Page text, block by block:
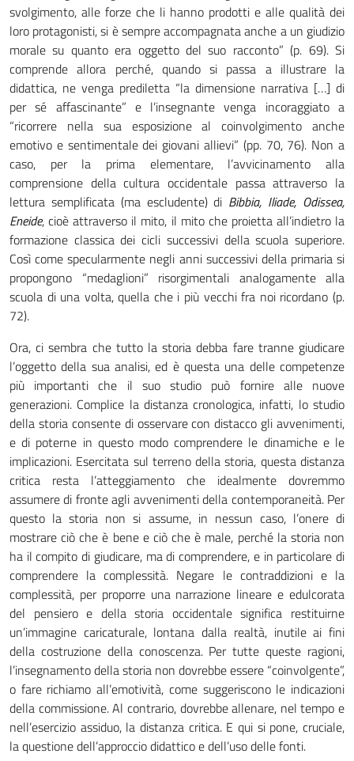
svolgimento, alle forze che li hanno prodotti e alle qualità dei
loro protagonisti, si è sempre accompagnata anche a un giudizio
morale su quanto era oggetto del suo racconto” (p. 69). Si
comprende allora perché, quando si passa a illustrare la
didattica, ne venga prediletta “la dimensione narrativa […] di
per sé affascinante” e l’insegnante venga incoraggiato a
“ricorrere nella sua esposizione al coinvolgimento anche
emotivo e sentimentale dei giovani allievi” (pp. 70, 76). Non a
caso, per la prima elementare, l’avvicinamento alla
comprensione della cultura occidentale passa attraverso la
lettura semplificata (ma escludente) di Bibbia, Iliade, Odissea,
Eneide, cioè attraverso il mito, il mito che proietta all’indietro la
formazione classica dei cicli successivi della scuola superiore.
Così come specularmente negli anni successivi della primaria si
propongono “medaglioni” risorgimentali analogamente alla
scuola di una volta, quella che i più vecchi fra noi ricordano (p.
72).
Ora, ci sembra che tutto la storia debba fare tranne giudicare
l’oggetto della sua analisi, ed è questa una delle competenze
più importanti che il suo studio può fornire alle nuove
generazioni. Complice la distanza cronologica, infatti, lo studio
della storia consente di osservare con distacco gli avvenimenti,
e di poterne in questo modo comprendere le dinamiche e le
implicazioni. Esercitata sul terreno della storia, questa distanza
critica resta l’atteggiamento che idealmente dovremmo
assumere di fronte agli avvenimenti della contemporaneità. Per
questo la storia non si assume, in nessun caso, l’onere di
mostrare ciò che è bene e ciò che è male, perché la storia non
ha il compito di giudicare, ma di comprendere, e in particolare di
comprendere la complessità. Negare le contraddizioni e la
complessità, per proporre una narrazione lineare e edulcorata
del pensiero e della storia occidentale significa restituirne
un’immagine caricaturale, lontana dalla realtà, inutile ai fini
della costruzione della conoscenza. Per tutte queste ragioni,
l’insegnamento della storia non dovrebbe essere “coinvolgente”,
o fare richiamo all’emotività, come suggeriscono le indicazioni
della commissione. Al contrario, dovrebbe allenare, nel tempo e
nell’esercizio assiduo, la distanza critica. E qui si pone, cruciale,
la questione dell’approccio didattico e dell’uso delle fonti.